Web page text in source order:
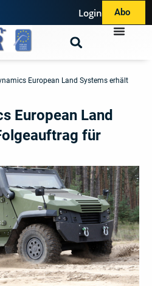
Login Abo
European Land Systems erhält
European Land
für